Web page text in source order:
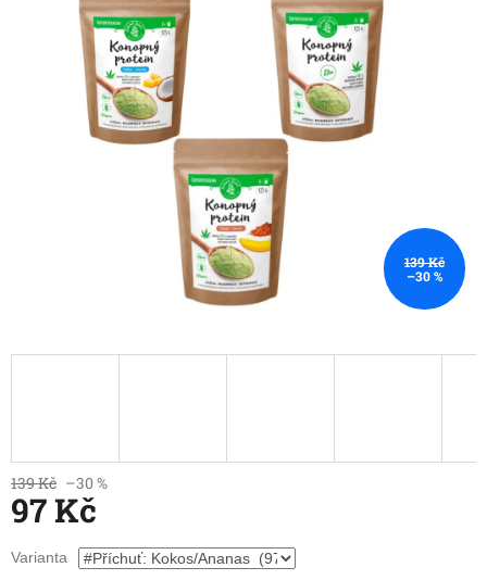
139 Kč
–30 %
139 Kč –30 %
97 Kč
Měrná
cena:
Varianta